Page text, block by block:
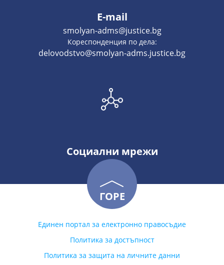
E-mail
smolyan-adms@justice.bg
Кореспонденция по дела:
delovodstvo@smolyan-adms.justice.bg
Социални мрежи
ГОРЕ
Единен портал за електронно правосъдие
Политика за достъпност
Политика за защита на личните данни